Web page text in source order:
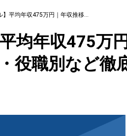
【帝国ホテル】平均年収475万円｜年収推移・業界・年代・役職別など徹底解説！
均年収475万
役職別など徹